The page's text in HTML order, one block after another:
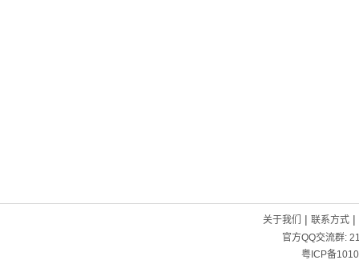
关于我们 | 联系方式|
官方QQ交流群:
粤ICP备